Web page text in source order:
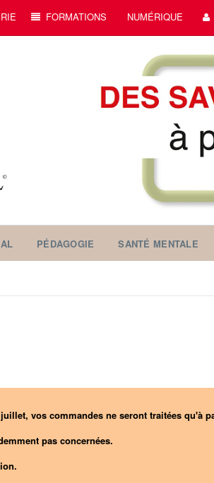
FORMATIONS NUMÉRIQUE
PÉDAGOGIE SANTÉ MENTALE
vos commandes ne seront traitées qu'à
pas concernées.